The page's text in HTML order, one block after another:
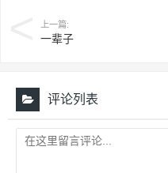
上一篇:
一辈子
评论列表